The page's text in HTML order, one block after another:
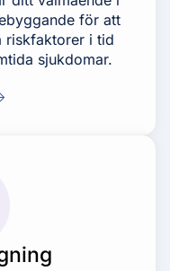
för att
riskfaktorer i tid
sjukdomar.